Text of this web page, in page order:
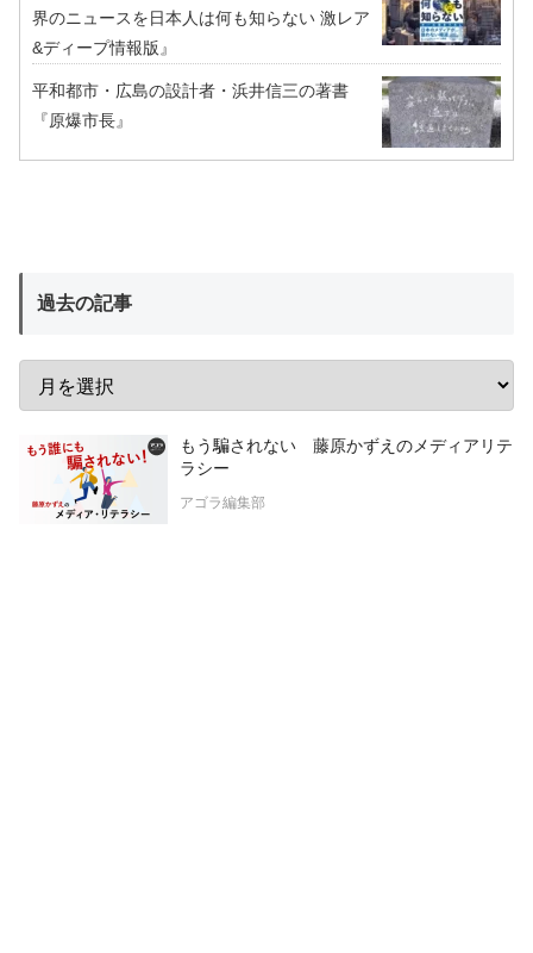
界のニュースを日本人は何も知らない 激レア
&ディープ情報版』
平和都市・広島の設計者・浜井信三の著書
『原爆市長』
過去の記事
もう騙されない 藤原かずえのメディアリテ
ラシー
アゴラ編集部